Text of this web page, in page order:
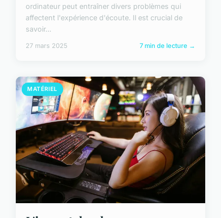
ordinateur peut entraîner divers problèmes qui
affectent l'expérience d'écoute. Il est crucial de
savoir...
27 mars 2025 7 min de lecture →
MATÉRIEL